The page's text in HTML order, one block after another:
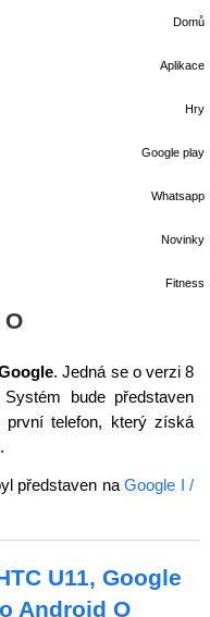
Domů
Aplikace
Hry
Google play
Whatsapp
Novinky
Fitness
. Jedná se o verzi 8
bude představen
první telefon, který získá
.
představen naGoogle I /
U11, Google
Android O